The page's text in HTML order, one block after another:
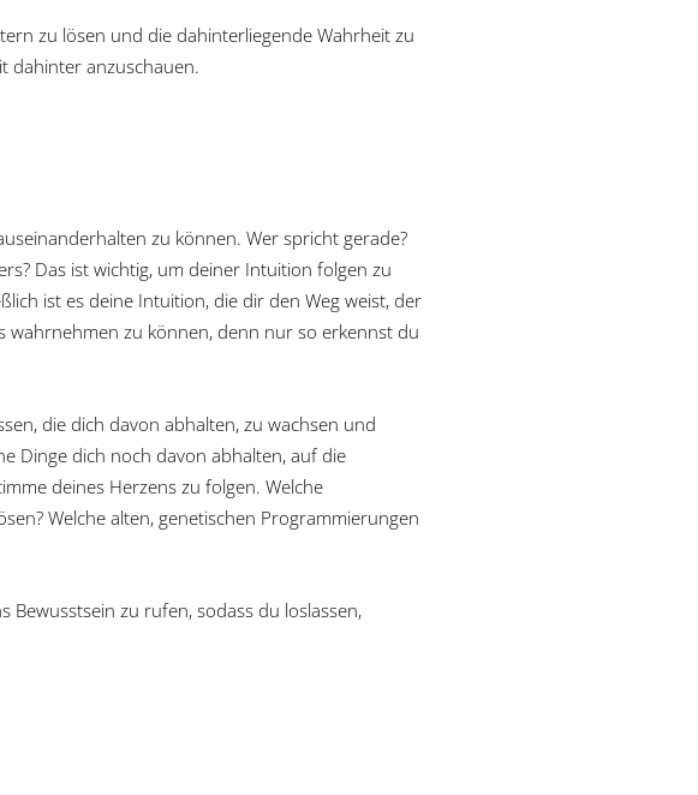
zu lösen und die dahinterliegende Wahrheit zu
dahinter anzuschauen.
zu können. Wer spricht gerade?
Das ist wichtig, um deiner Intuition folgen zu
ist es deine Intuition, die dir den Weg weist, der
wahrnehmen zu können, denn nur so erkennst du
die dich davon abhalten, zu wachsen und
Dinge dich noch davon abhalten, auf die
deines Herzens zu folgen. Welche
Welche alten, genetischen Programmierungen
zu rufen, sodass du loslassen,